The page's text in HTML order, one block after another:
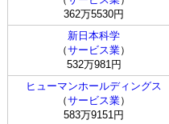
362万5530円
新日本科学
（サービス業）
532万981円
ヒューマンホールディングス
（サービス業）
583万9151円